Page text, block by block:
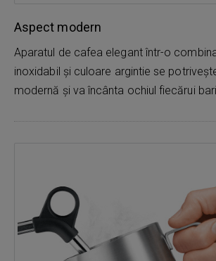
Aspect modern
Aparatul de cafea elegant într-o
inoxidabil și culoare argintie se
modernă și va încânta ochiul fiecărui